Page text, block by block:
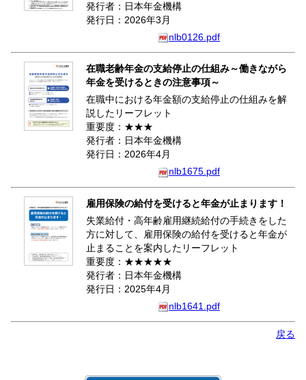
発行者：日本年金機構
発行日：2026年3月
nlb0126.pdf
在職老齢年金の支給停止の仕組み～働きながら
年金を受けるときの注意事項～
在職中における年金額の支給停止の仕組みを解
説したリーフレット
重要度：★★★
発行者：日本年金機構
発行日：2026年4月
nlb1675.pdf
雇用保険の給付を受けると年金が止まります！
失業給付・高年齢雇用継続給付の手続きをした
方に対して、雇用保険の給付を受けると年金が
止まることを案内したリーフレット
重要度：★★★★★
発行者：日本年金機構
発行日：2025年4月
nlb1641.pdf
戻る